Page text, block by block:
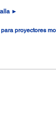
►
proyectores